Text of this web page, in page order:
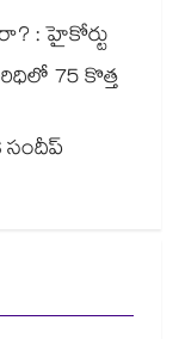
: హైకోర్టు
75 కొత్త
సందీప్